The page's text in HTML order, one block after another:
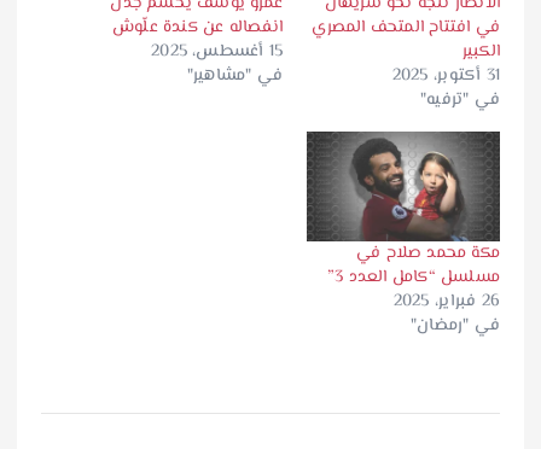
في افتتاح المتحف المصري
الكبير
31 أكتوبر، 2025
في "ترفيه"
انفصاله عن كندة علّوش
15 أغسطس، 2025
في "مشاهير"
مكة محمد صلاح في
مسلسل “كامل العدد 3”
26 فبراير، 2025
في "رمضان"